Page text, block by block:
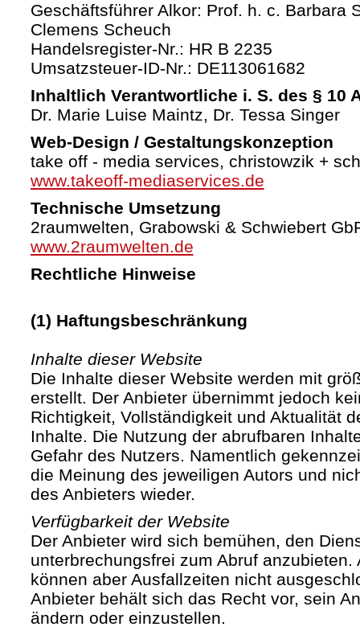
Geschäftsführer Alkor: Prof. h. c. Barbara
Clemens Scheuch
Handelsregister-Nr.: HR B 2235
Umsatzsteuer-ID-Nr.: DE113061682
Inhaltlich Verantwortliche i. S. des § 10
Dr. Marie Luise Maintz, Dr. Tessa Singer
Web-Design / Gestaltungskonzeption
take off - media services, christowzik +
www.takeoff-mediaservices.de
Technische Umsetzung
2raumwelten, Grabowski & Schwiebert
www.2raumwelten.de
Rechtliche Hinweise
(1) Haftungsbeschränkung
Inhalte dieser Website
Die Inhalte dieser Website werden mit
erstellt. Der Anbieter übernimmt jedoch
Richtigkeit, Vollständigkeit und Aktualität
Inhalte. Die Nutzung der abrufbaren
Gefahr des Nutzers. Namentlich
die Meinung des jeweiligen Autors und
des Anbieters wieder.
Verfügbarkeit der Website
Der Anbieter wird sich bemühen, den
unterbrechungsfrei zum Abruf anzubieten.
können aber Ausfallzeiten nicht
Anbieter behält sich das Recht vor, sein
ändern oder einzustellen.